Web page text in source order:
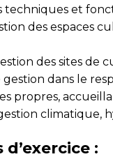
techniques et
des espaces
des sites
dans le
propres,
climatique,
: